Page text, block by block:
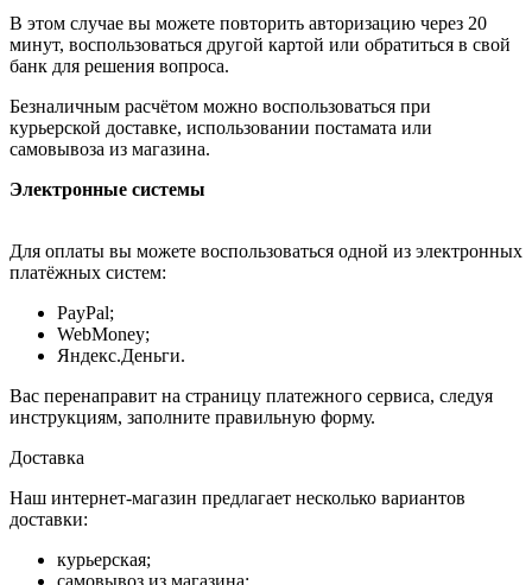
В этом случае вы можете повторить авторизацию через 20
минут, воспользоваться другой картой или обратиться в свой
банк для решения вопроса.
Безналичным расчётом можно воспользоваться при
курьерской доставке, использовании постамата или
самовывоза из магазина.
Электронные системы
Для оплаты вы можете воспользоваться одной из электронных
платёжных систем:
PayPal;
WebMoney;
Яндекс.Деньги.
Вас перенаправит на страницу платежного сервиса, следуя
инструкциям, заполните правильную форму.
Доставка
Наш интернет-магазин предлагает несколько вариантов
доставки:
курьерская;